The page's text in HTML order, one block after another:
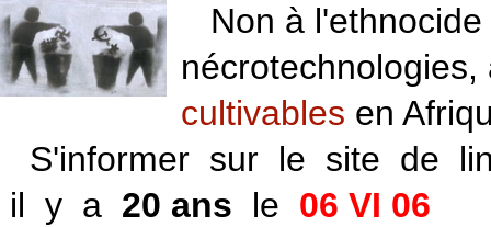
Non à l'ethnocide
cultivables en
S'informer sur le site de
il y a 20 ans le 06 VI 06